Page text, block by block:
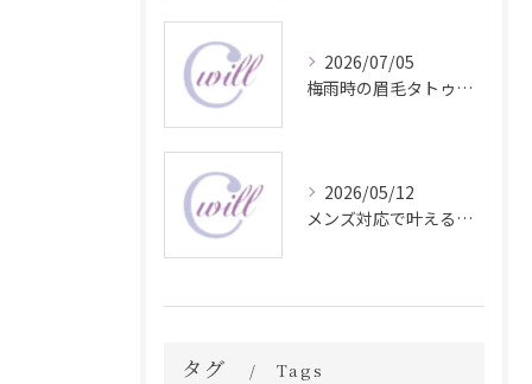
2026/07/05
梅雨時の眉毛タトゥー美容法
2026/05/12
メンズ対応で叶える自然な眉毛タトゥーの魅力
タグ Tags